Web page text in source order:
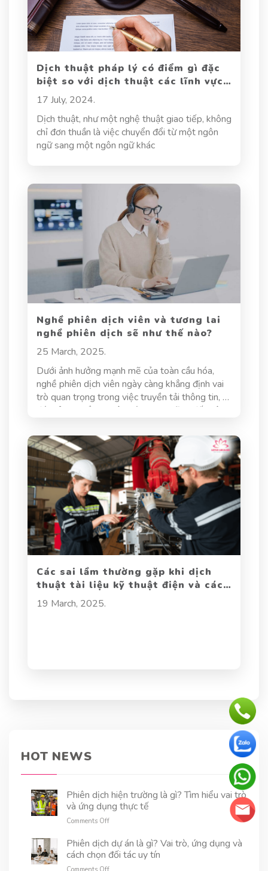
Dịch thuật pháp lý có điểm gì đặc
biệt so với dịch thuật các lĩnh vực
khác?
17 July, 2024.
Dịch thuật, như một nghệ thuật giao tiếp, không
chỉ đơn thuần là việc chuyển đổi từ một ngôn
ngữ sang một ngôn ngữ khác
Nghề phiên dịch viên và tương lai
nghề phiên dịch sẽ như thế nào?
25 March, 2025.
Dưới ảnh hưởng mạnh mẽ của toàn cầu hóa,
nghề phiên dịch viên ngày càng khẳng định vai
trò quan trọng trong việc truyền tải thông tin, từ
đó mở ra nhiều cơ hội mới nhưng cũng đối diện
tương lai của nghề này sẽ như thế nào?
Các sai lầm thường gặp khi dịch
thuật tài liệu kỹ thuật điện và cách
khắc phục
19 March, 2025.
HOT NEWS
Phiên dịch hiện trường là gì? Tìm hiểu vai trò
và ứng dụng thực tế
Comments Offon
dịch
hiện
Phiên dịch dự án là gì? Vai trò, ứng dụng và
cách chọn đối tác uy tín
on